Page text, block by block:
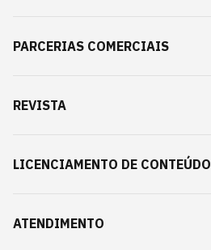
PARCERIAS COMERCIAIS
REVISTA
LICENCIAMENTO DE CONTEÚDO
ATENDIMENTO